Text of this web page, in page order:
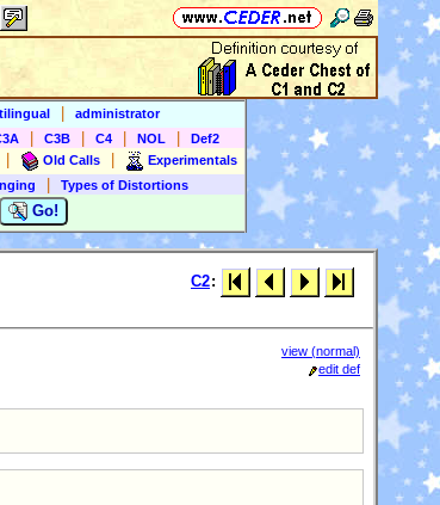
administrator
C3B C4 NOL
Def2
Old Calls
Experimentals
Types of Distortions
Go!
C2:
view (normal)
edit def